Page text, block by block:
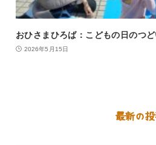
おひさまひろば：こどもの日のつ
2026年5月15日
最新の